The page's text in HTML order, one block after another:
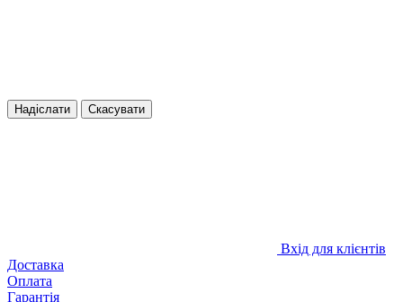
Надіслати Скасувати
Вхід для клієнтів
Доставка
Оплата
Гарантія